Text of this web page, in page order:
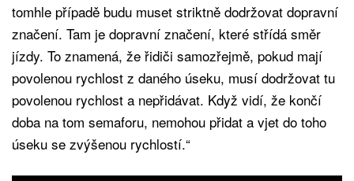
tomhle případě budu muset striktně dodržovat dopravní
značení. Tam je dopravní značení, které střídá směr
jízdy. To znamená, že řidiči samozřejmě, pokud mají
povolenou rychlost z daného úseku, musí dodržovat tu
povolenou rychlost a nepřidávat. Když vidí, že končí
doba na tom semaforu, nemohou přidat a vjet do toho
úseku se zvýšenou rychlostí.“